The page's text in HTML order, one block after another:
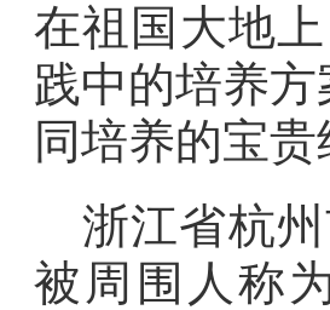
在祖国大地
践中的培养
同培养的宝
浙江省杭
被周围人称